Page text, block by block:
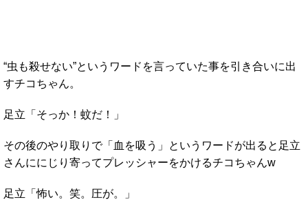
“虫も殺せない”というワードを言っていた事を引き合いに出
すチコちゃん。
足立「そっか！蚊だ！」
その後のやり取りで「血を吸う」というワードが出ると足立
さんににじり寄ってプレッシャーをかけるチコちゃんw
足立「怖い。笑。圧が。」